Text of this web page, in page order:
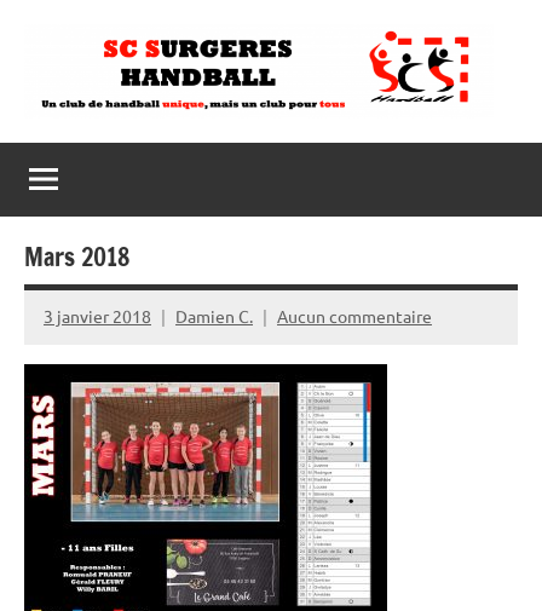
Mars 2018
3 janvier 2018 Damien C. Aucun commentaire